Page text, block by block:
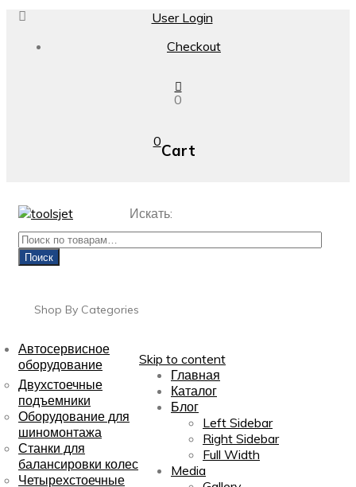
User Login
Checkout
0
0Cart
Искать:
Поиск
Shop By Categories
Skip to content
Главная
Каталог
Блог
Left Sidebar
Right Sidebar
Full Width
Media
Автосервисное
оборудование
Двухстоечные
подъемники
Оборудование для
шиномонтажа
Станки для
балансировки колес
Четырехстоечные